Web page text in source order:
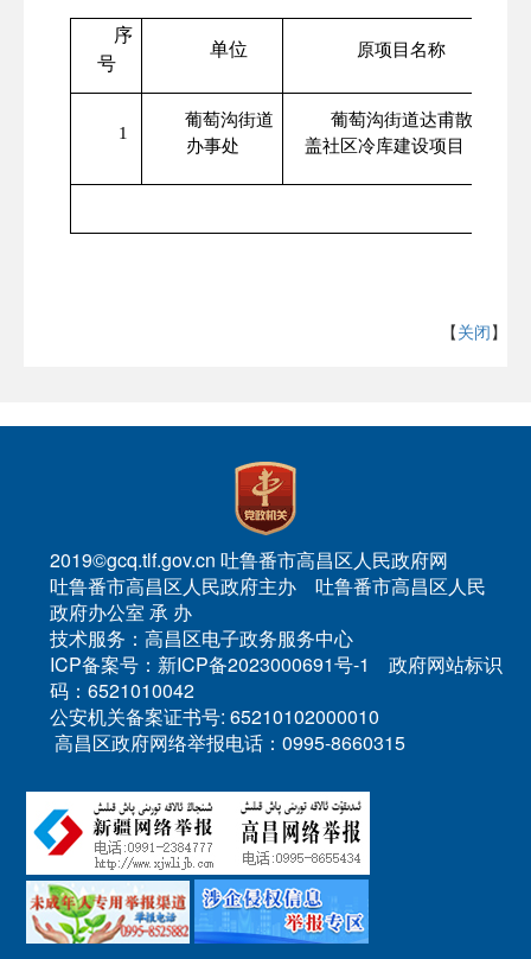
序
号
单位 原项目名称
1
葡萄沟街道
办事处
葡萄沟街道达甫散
盖社区冷库建设项目
【关闭】
2019©gcq.tlf.gov.cn 吐鲁番市高昌区人民政府网
吐鲁番市高昌区人民政府主办 吐鲁番市高昌区人民
政府办公室 承 办
技术服务：高昌区电子政务服务中心
ICP备案号：新ICP备2023000691号-1 政府网站标识
码：6521010042
公安机关备案证书号: 65210102000010
高昌区政府网络举报电话：0995-8660315